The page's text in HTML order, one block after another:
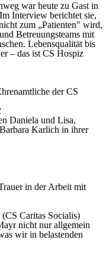
war heute zu Gast in
Interview berichtet sie,
zum „Patienten" wird,
Betreuungsteams mit
Lebensqualität bis
– das ist CS Hospiz
der CS
Daniela und Lisa,
Karlich in ihrer
in der Arbeit mit
Caritas Socialis)
nicht nur allgemein
wir in belastenden